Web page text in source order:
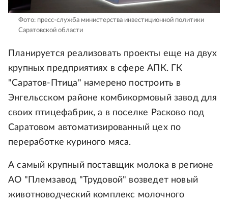
Фото: пресс-служба министерства инвестиционной политики
Саратовской области
Планируется реализовать проекты еще на двух
крупных предприятиях в сфере АПК. ГК
"Саратов-Птица" намерено построить в
Энгельсском районе комбикормовый завод для
своих птицефабрик, а в поселке Расково под
Саратовом автоматизированный цех по
переработке куриного мяса.
А самый крупный поставщик молока в регионе
АО "Племзавод "Трудовой" возведет новый
животноводческий комплекс молочного